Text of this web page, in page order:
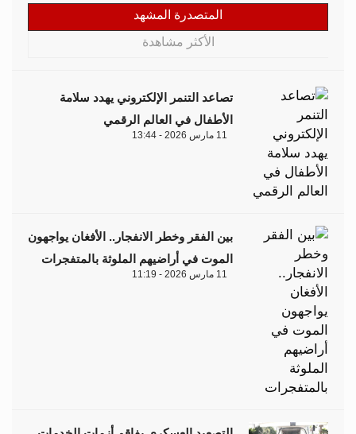
المتصدرة المشهد
الأكثر مشاهدة
تصاعد التنمر الإلكتروني يهدد سلامة
الأطفال في العالم الرقمي
11 مارس 2026 - 13:44
بين الفقر وخطر الانفجار.. الأفغان يواجهون
الموت في أراضيهم الملوثة بالمتفجرات
11 مارس 2026 - 11:19